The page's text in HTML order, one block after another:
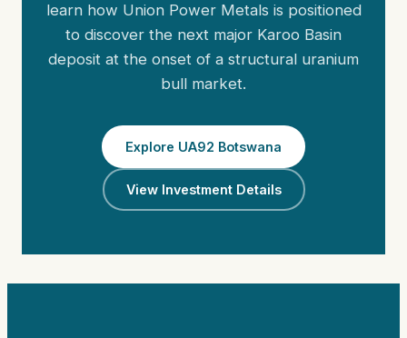
learn how Union Power Metals is positioned
to discover the next major Karoo Basin
deposit at the onset of a structural uranium
bull market.
Explore UA92 Botswana
View Investment Details